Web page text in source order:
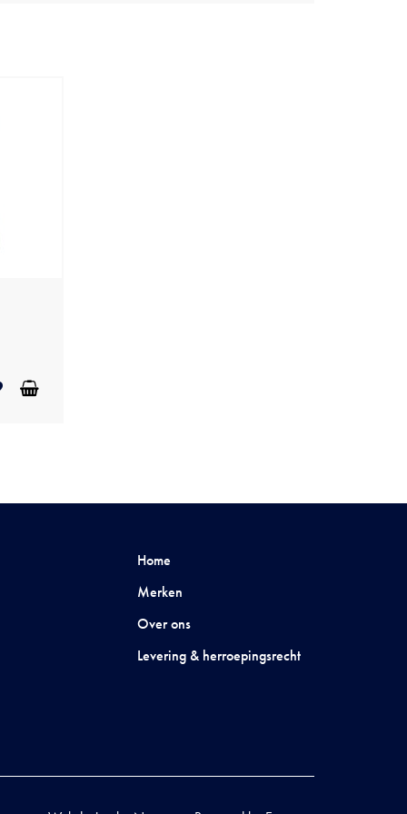
Home
Merken
Over ons
Levering & herroepingsrecht